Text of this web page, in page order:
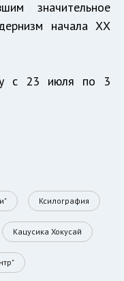
значительное
начала ХХ
с 23 июля по 3
Ксилография
Кацусика Хокусай